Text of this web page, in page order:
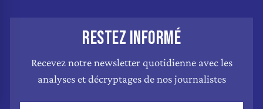
RESTEZ INFORMÉ
Recevez notre newsletter quotidienne avec les
analyses et décryptages de nos journalistes